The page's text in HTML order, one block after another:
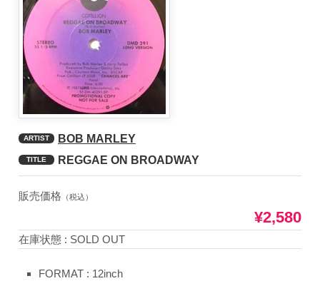
ARTIST BOB MARLEY
TITLE REGGAE ON BROADWAY
販売価格 （税込）
¥2,580
在庫状態 : SOLD OUT
FORMAT : 12inch